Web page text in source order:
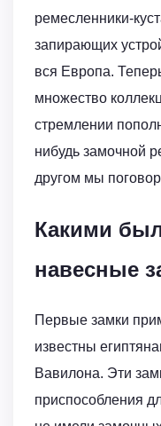
ремесленники-
запирающих
вся Европа.
множество
стремлении
нибудь замочной
другом мы
Какими
навесные
Первые замки
известны
Вавилона. Эти
приспособления